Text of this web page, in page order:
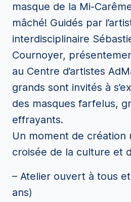
masque de la Mi-
mâché! Guidés par
interdisciplinaire
Cournoyer,
au Centre d’artistes
grands sont invités à
des masques farfelus,
effrayants.
Un moment de création
croisée de la culture et
– Atelier ouvert à tous
ans)